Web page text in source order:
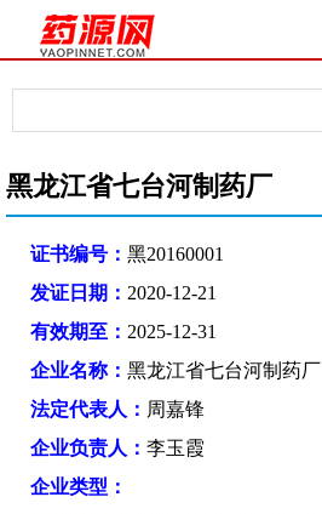
黑龙江省七台河制药厂
证书编号： 黑20160001
发证日期： 2020-12-21
有效期至： 2025-12-31
企业名称： 黑龙江省七台河制药厂
法定代表人： 周嘉锋
企业负责人： 李玉霞
企业类型：